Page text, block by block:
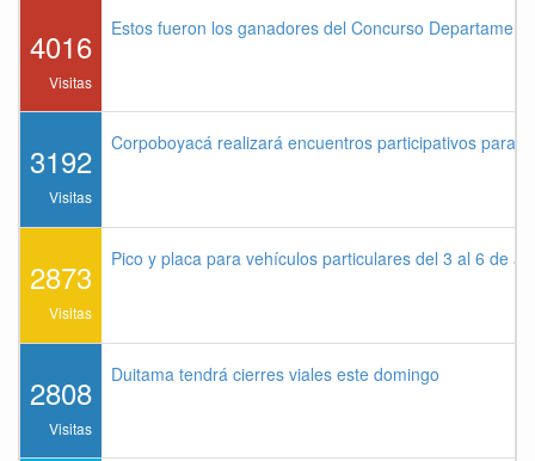
4016
Visitas
Estos fueron los ganadores del Concurso
3192
Visitas
Corpoboyacá realizará encuentros participativos para
2873
Visitas
Pico y placa para vehículos particulares del 3 al 6 de
2808
Visitas
Duitama tendrá cierres viales este domingo